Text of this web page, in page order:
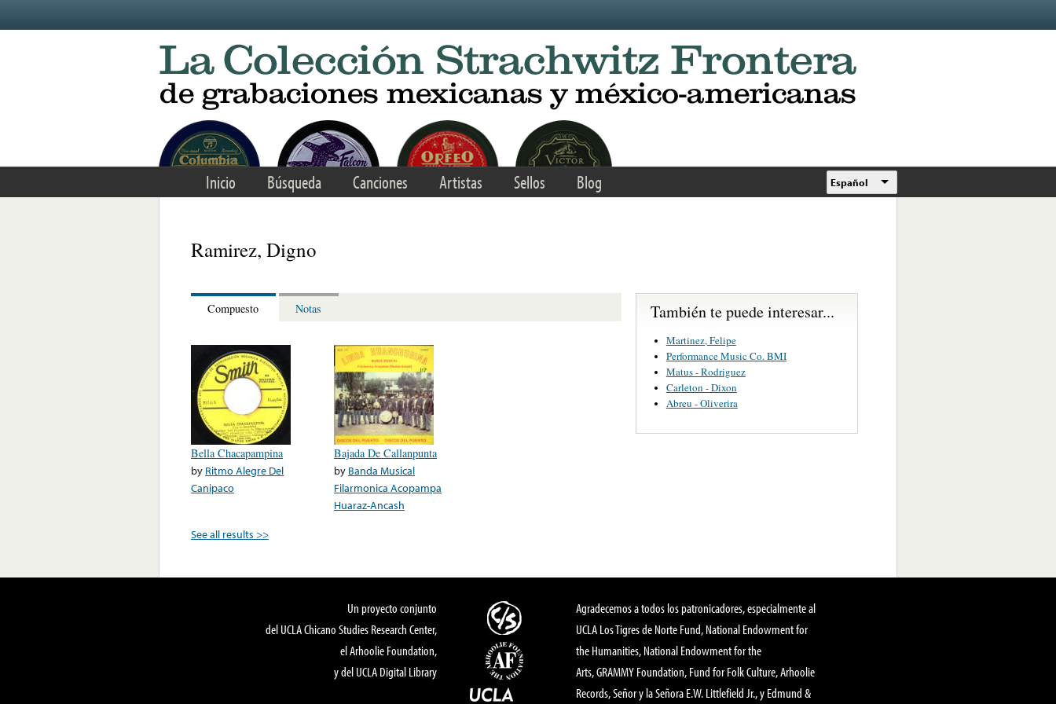
Inicio Búsqueda Canciones Artistas Sellos Blog Español
Ramirez, Digno
Compuesto Notas
Bella Chacapampina
by Ritmo Alegre Del
Canipaco
Bajada De Callanpunta
by Banda Musical
Filarmonica Acopampa
Huaraz-Ancash
See all results >>
También te puede interesar...
Martinez, Felipe
Performance Music Co. BMI
Matus - Rodriguez
Carleton - Dixon
Abreu - Oliverira
Un proyecto conjunto
del UCLA Chicano Studies Research Center,
el Arhoolie Foundation,
y del UCLA Digital Library
Agradecemos a todos los patronicadores, especialmente al
UCLA Los Tigres de Norte Fund, National Endowment for
the Humanities, National Endowment for the
Arts, GRAMMY Foundation, Fund for Folk Culture, Arhoolie
Records, Señor y la Señora E.W. Littlefield Jr., y Edmund &